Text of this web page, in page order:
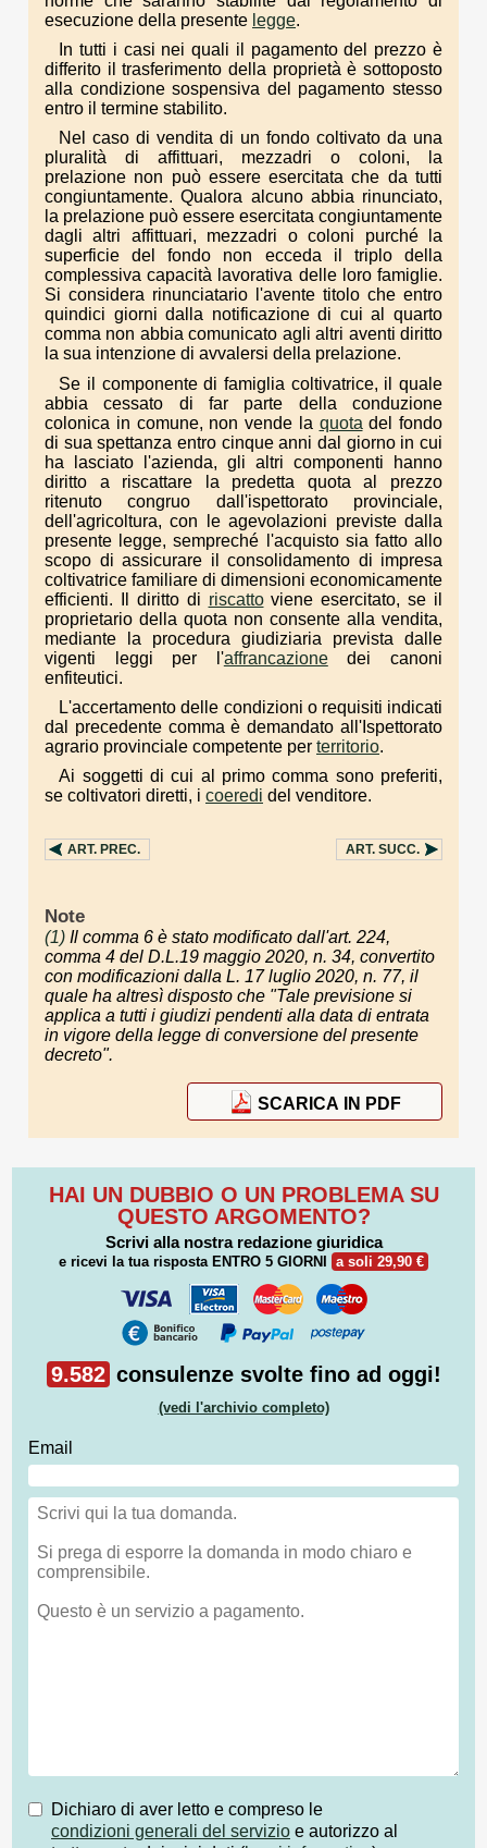
esecuzione della presente legge.
In tutti i casi nei quali il pagamento del prezzo è
differito il trasferimento della proprietà è sottoposto
alla condizione sospensiva del pagamento stesso
entro il termine stabilito.
Nel caso di vendita di un fondo coltivato da una
pluralità di affittuari, mezzadri o coloni, la
prelazione non può essere esercitata che da tutti
congiuntamente. Qualora alcuno abbia rinunciato,
la prelazione può essere esercitata congiuntamente
dagli altri affittuari, mezzadri o coloni purché la
superficie del fondo non ecceda il triplo della
complessiva capacità lavorativa delle loro famiglie.
Si considera rinunciatario l'avente titolo che entro
quindici giorni dalla notificazione di cui al quarto
comma non abbia comunicato agli altri aventi diritto
la sua intenzione di avvalersi della prelazione.
Se il componente di famiglia coltivatrice, il quale
abbia cessato di far parte della conduzione
colonica in comune, non vende la quota del fondo
di sua spettanza entro cinque anni dal giorno in cui
ha lasciato l'azienda, gli altri componenti hanno
diritto a riscattare la predetta quota al prezzo
ritenuto congruo dall'ispettorato provinciale,
dell'agricoltura, con le agevolazioni previste dalla
presente legge, sempreché l'acquisto sia fatto allo
scopo di assicurare il consolidamento di impresa
coltivatrice familiare di dimensioni economicamente
efficienti. Il diritto di riscattoviene esercitato, se il
proprietario della quota non consente alla vendita,
mediante la procedura giudiziaria prevista dalle
vigenti leggi per l'affrancazionedei canoni
enfiteutici.
L'accertamento delle condizioni o requisiti indicati
dal precedente comma è demandato all'Ispettorato
agrario provinciale competente per territorio.
Ai soggetti di cui al primo comma sono preferiti,
se coltivatori diretti, i coeredi del venditore.
ART. PREC. ART. SUCC.
Note
(1) Il comma 6 è stato modificato dall'art. 224,
comma 4 del D.L.19 maggio 2020, n. 34, convertito
con modificazioni dalla L. 17 luglio 2020, n. 77, il
quale ha altresì disposto che "Tale previsione si
applica a tutti i giudizi pendenti alla data di entrata
in vigore della legge di conversione del presente
decreto".
SCARICA IN PDF
HAI UN DUBBIO O UN PROBLEMA SU
QUESTO ARGOMENTO?
Scrivi alla nostra redazione giuridica
e ricevi la tua risposta ENTRO 5 GIORNI a soli 29,90 €
9.582 consulenze svolte fino ad oggi!
(vedi l'archivio completo)
Email
Dichiaro di aver letto e compreso le
condizioni generali del servizio e autorizzo al